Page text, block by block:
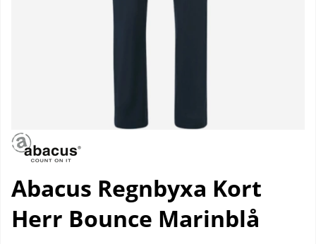
Abacus Regnbyxa Kort
Herr Bounce Marinblå